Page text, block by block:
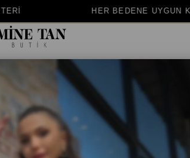
BEDENE UYGUN KALIP